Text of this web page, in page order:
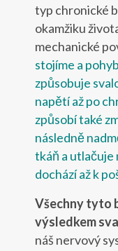
typ chronické
okamžiku
mechanické
stojíme a
způsobuje
napětí až po
způsobí také
následně
tkáň a utlačuje
dochází až k
Všechny tyto
výsledkem
náš nervový